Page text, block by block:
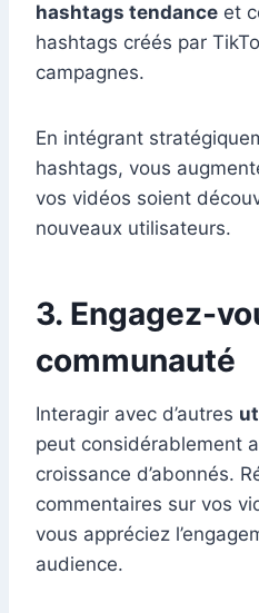
hashtags tendance et
hashtags créés par
campagnes.
En intégrant
hashtags, vous
vos vidéos soient
nouveaux utilisateurs.
3. Engagez-
communauté
Interagir avec d’autres
peut considérablement
croissance d’abonnés.
commentaires sur vos
vous appréciez
audience.